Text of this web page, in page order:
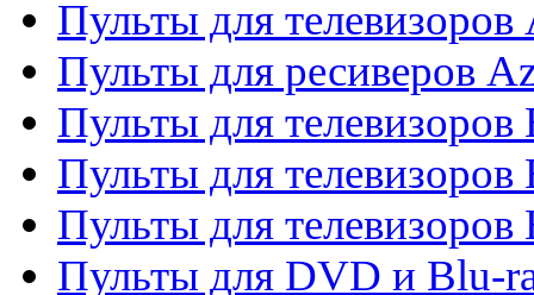
Пульты для телевизоров
Пульты для ресиверов
Пульты для
Пульты для
Пульты для
Пульты для DVD и Blu-